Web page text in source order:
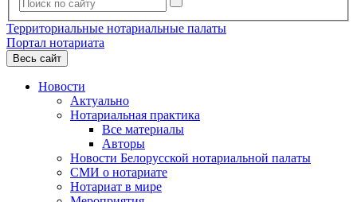
Территориальные нотариальные палаты
Портал нотариата
Весь сайт
Новости
Актуально
Нотариальная практика
Все материалы
Авторы
Новости Белорусской нотариальной палаты
СМИ о нотариате
Нотариат в мире